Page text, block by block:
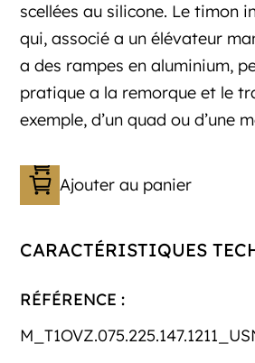
scellées au silicone. Le timon
qui, associé a un élévateur
a des rampes en aluminium,
pratique a la remorque et le
exemple, d’un quad ou d’une
Ajouter au panier
CARACTÉRISTIQUES
RÉFÉRENCE :